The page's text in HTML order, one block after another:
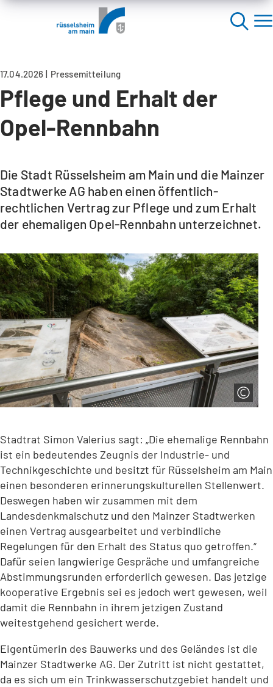
17.04.2026 Pressemitteilung
Pflege und Erhalt der
Opel-Rennbahn
Die Stadt Rüsselsheim am Main und die Mainzer
Stadtwerke AG haben einen öffentlich-
rechtlichen Vertrag zur Pflege und zum Erhalt
der ehemaligen Opel-Rennbahn unterzeichnet.
Stadtrat Simon Valerius sagt: „Die ehemalige Rennbahn
ist ein bedeutendes Zeugnis der Industrie- und
Technikgeschichte und besitzt für Rüsselsheim am Main
einen besonderen erinnerungskulturellen Stellenwert.
Deswegen haben wir zusammen mit dem
Landesdenkmalschutz und den Mainzer Stadtwerken
einen Vertrag ausgearbeitet und verbindliche
Regelungen für den Erhalt des Status quo getroffen.“
Dafür seien langwierige Gespräche und umfangreiche
Abstimmungsrunden erforderlich gewesen. Das jetzige
kooperative Ergebnis sei es jedoch wert gewesen, weil
damit die Rennbahn in ihrem jetzigen Zustand
weitestgehend gesichert werde.
Eigentümerin des Bauwerks und des Geländes ist die
Mainzer Stadtwerke AG. Der Zutritt ist nicht gestattet,
da es sich um ein Trinkwasserschutzgebiet handelt und